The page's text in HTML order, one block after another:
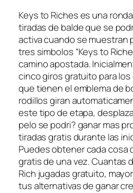
Keys to Riches es una
tiradas de balde que se
activa cuando se muestran
tres simbolos “Keys to
camino apostada.
cinco giros gratuito para
que tienen el emblema de
rodillos giran
este tipo de etapa,
pelo se podri? ganar mas
tiradas gratis durante las
Puedes obtener cada cosa
gratis de una vez. Cuantas
Rich jugadas gratuito,
tus alternativas de ganar